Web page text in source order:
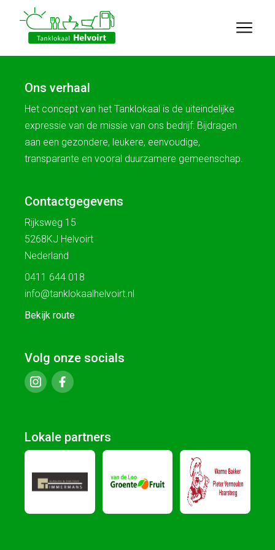
Ons verhaal
Het concept van het Tanklokaal is de uiteindelijke
expressie van de missie van ons bedrijf: Bijdragen
aan een gezondere, leukere, eenvoudige,
transparante en vooral duurzamere gemeenschap.
Contactgegevens
Rijksweg 15
5268KJ Helvoirt
Nederland
0411 644 018
info@tanklokaalhelvoirt.nl
Bekijk route
Volg onze socials
Lokale partners